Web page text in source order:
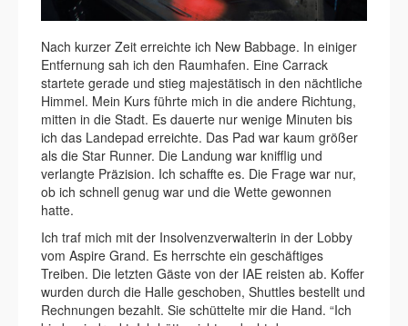
Nach kurzer Zeit erreichte ich New Babbage. In einiger
Entfernung sah ich den Raumhafen. Eine Carrack
startete gerade und stieg majestätisch in den nächtliche
Himmel. Mein Kurs führte mich in die andere Richtung,
mitten in die Stadt. Es dauerte nur wenige Minuten bis
ich das Landepad erreichte. Das Pad war kaum größer
als die Star Runner. Die Landung war knifflig und
verlangte Präzision. Ich schaffte es. Die Frage war nur,
ob ich schnell genug war und die Wette gewonnen
hatte.
Ich traf mich mit der Insolvenzverwalterin in der Lobby
vom Aspire Grand. Es herrschte ein geschäftiges
Treiben. Die letzten Gäste von der IAE reisten ab. Koffer
wurden durch die Halle geschoben, Shuttles bestellt und
Rechnungen bezahlt. Sie schüttelte mir die Hand. “Ich